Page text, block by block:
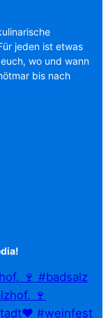
jeden ist etwas
wo und wann
bis nach
🍷 #badsalz